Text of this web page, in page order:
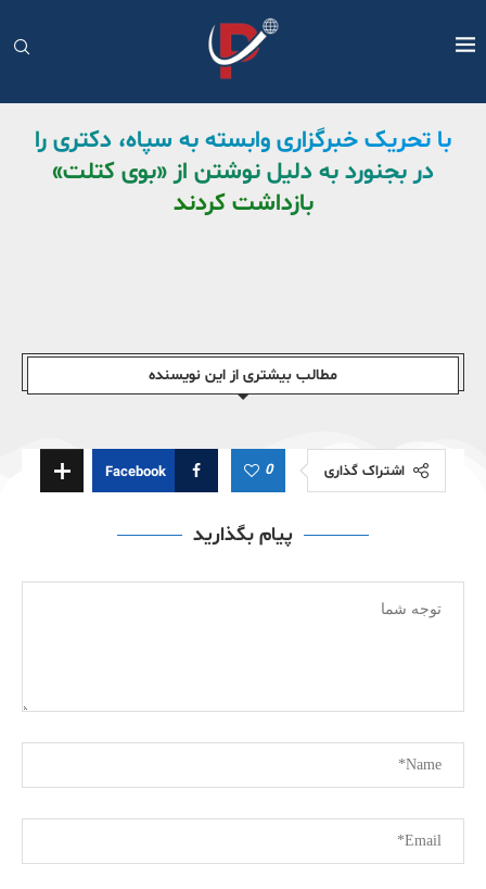
با تحریک خبرگزاری وابسته به سپاه، دکتری را
در بجنورد به دلیل نوشتن از «بوی کتلت»
بازداشت کردند
مطالب بیشتری از این نویسندە
اشتراک گذاری 0
Facebook
پیام بگذارید